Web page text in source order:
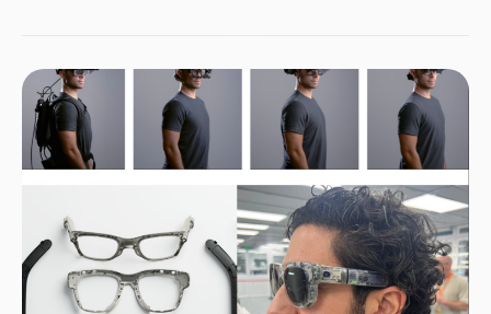
벗어나 '감각의 융합'으로 나아가고 있기 때문입니다. 스마트폰처럼 손을
사용하지 않아도, 이어폰처럼 귀에 무언가를 장착하지 않아도 됩니다. 우리가
보는 세상 위에 AI가 해석한 정보층이 자연스럽게 겹쳐지고, 우리의 목소리와
시선이 맞닿는 곳에서 AI와의 대화가 이루어지는 세상을 상상해보세요.시각과
청각을 아우르는 멀티모달 인식 기술의 진화는 인간의 감각을 확장하는
이상적인 그릇이 되고 있습니다. 빅테크 기업들이 앞다투어 이 시장에
뛰어드는 이유가 여기에 있습니다.